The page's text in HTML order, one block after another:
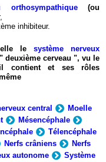
(ou
inhibiteur.
le système nerveux
deuxième cerveau ", vu le
contient et ses rôles
central
Moelle
Mésencéphale
Télencéphale
Nerfs crâniens
Nerfs
autonome
Système